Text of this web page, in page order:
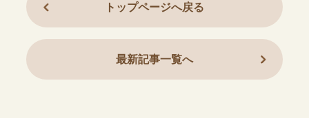
トップページへ戻る
最新記事一覧へ